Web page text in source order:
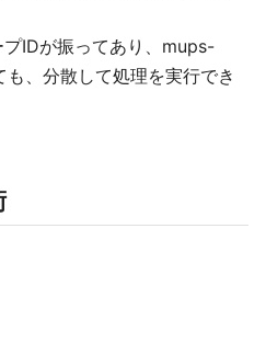
IDが振ってあり、mups-
、分散して処理を実行でき